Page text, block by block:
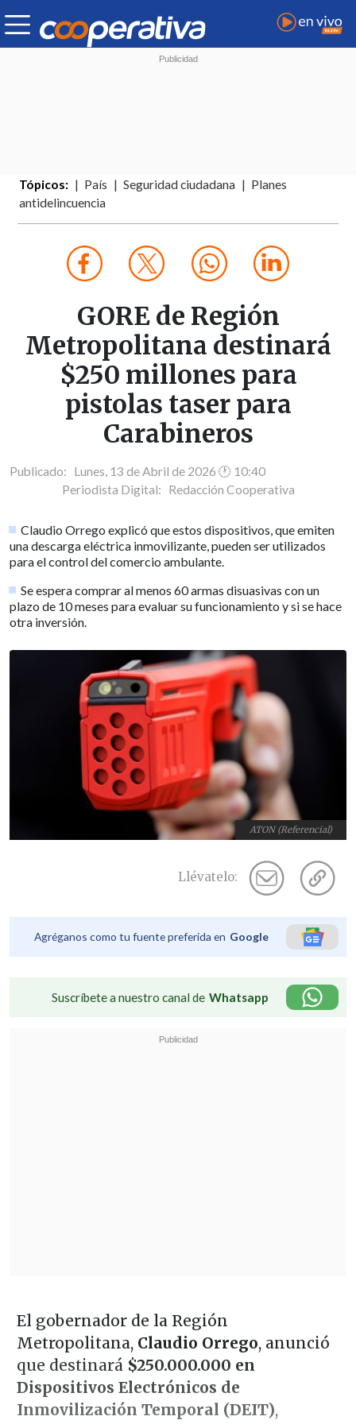
Tópicos: País Seguridad ciudadana
Planes
antidelincuencia
GORE de Región
Metropolitana destinará
$250 millones para
pistolas taser para
Carabineros
Publicado: Lunes, 13 de Abril de 2026 🕐 10:40
Periodista Digital: Redacción Cooperativa
Claudio Orrego explicó que estos dispositivos, que emiten
una descarga eléctrica inmovilizante, pueden ser utilizados
para el control del comercio ambulante.
Se espera comprar al menos 60 armas disuasivas con un
plazo de 10 meses para evaluar su funcionamiento y si se hace
otra inversión.
ATON (Referencial)
Llévatelo:
Agréganos como tu fuente preferida en Google
Suscríbete a nuestro canal de Whatsapp
El gobernador de la Región
Metropolitana, Claudio Orrego, anunció
que destinará $250.000.000 en
Dispositivos Electrónicos de
Inmovilización Temporal (DEIT),